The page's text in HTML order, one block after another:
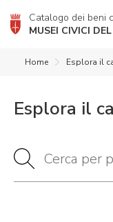
Catalogo dei beni
MUSEI CIVICI
Home Esplora il
Esplora il